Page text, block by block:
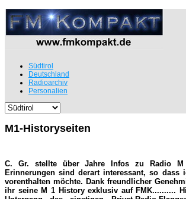
Südtirol
Deutschland
Radioarchiv
Personalien
M1-Historyseiten
C. Gr. stellte über Jahre Infos zu Radio
Erinnerungen sind derart interessant, so dass
vorenthalten möchte. Dank freundlicher
ihr seine M 1 History exklusiv auf FMK..........